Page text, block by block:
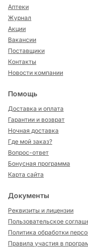
Аптеки
Журнал
Акции
Вакансии
Поставщики
Контакты
Новости компании
Помощь
Доставка и оплата
Гарантии и возврат
Ночная доставка
Где мой заказ?
Вопрос-ответ
Бонусная программа
Карта сайта
Документы
Реквизиты и лицензии
Пользовательское
Политика обработки
Правила участия в